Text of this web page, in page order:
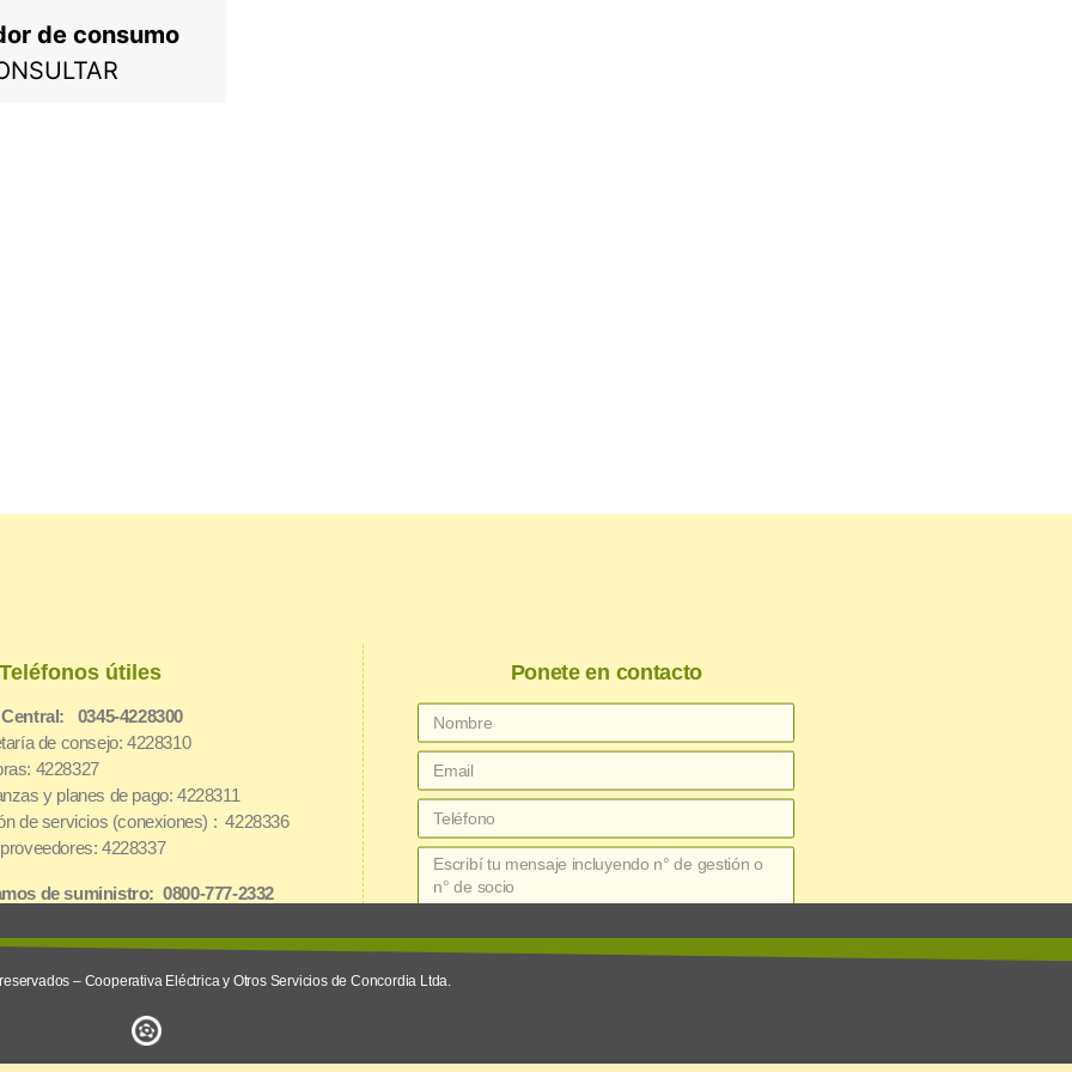
de consumo
Teléfonos útiles
0345-4228300
de consejo: 4228310
4228327
y planes de pago: 4228311
de servicios (conexiones) : 4228336
4228337
de suministro: 0800-777-2332
3454162826
Ponete en contacto
– Cooperativa Eléctrica y Otros Servicios de Concordia Ltda.